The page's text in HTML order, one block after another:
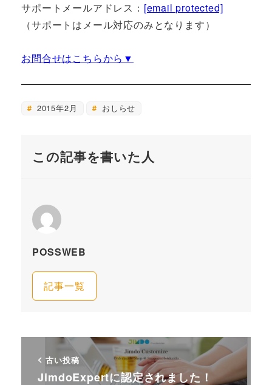
サポートメールアドレス： [email protected]
（サポートはメール対応のみとなります）
お問合せはこちらから▼
2015年2月 おしらせ
この記事を書いた人
POSSWEB
記事一覧
古い投稿
JimdoExpertに認定されました！